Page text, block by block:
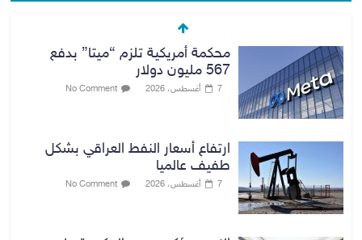
محكمة أمريكية تلزم “ميتا” بدفع
567 مليون دولار
7 أغسطس، 2026 No Comment
ارتفاع أسعار النفط العراقي بشكل
طفيف عالميا
7 أغسطس، 2026 No Comment